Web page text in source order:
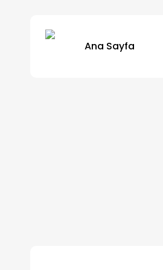
Ana Sayfa